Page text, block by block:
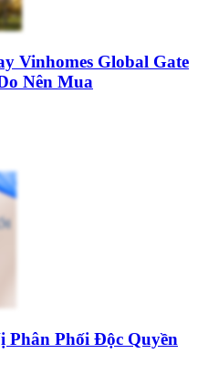
Vinhomes Global Gate
Nên Mua
Phối Độc Quyền